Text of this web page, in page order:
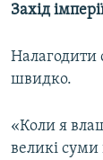
Захід
Налагодити
швидко.
«Коли я
великі